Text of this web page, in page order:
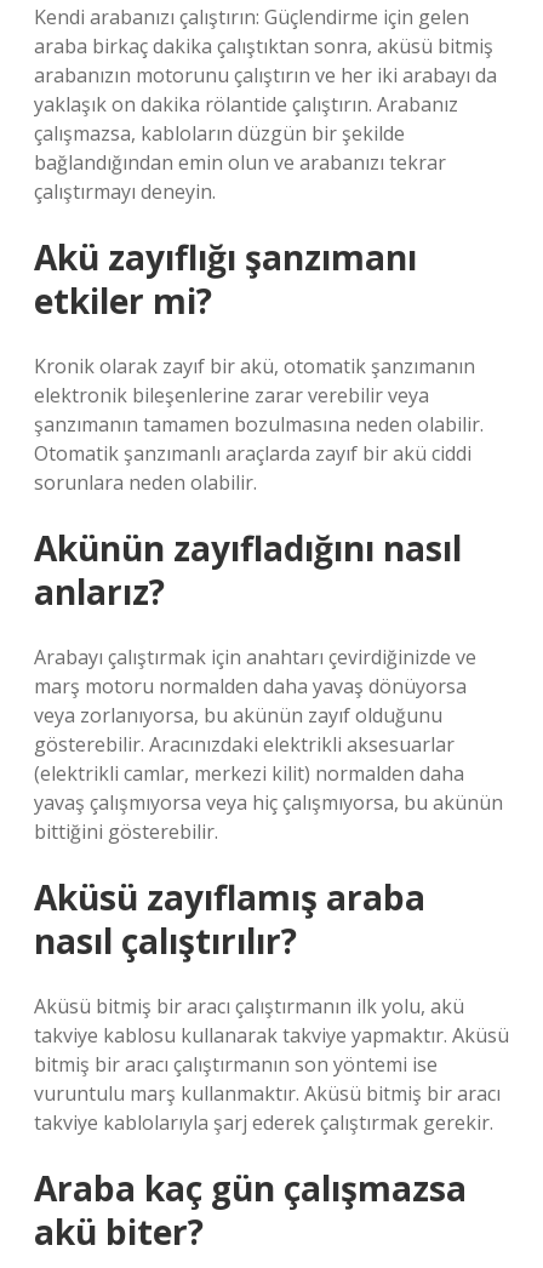
Kendi arabanızı çalıştırın: Güçlendirme için gelen
araba birkaç dakika çalıştıktan sonra, aküsü bitmiş
arabanızın motorunu çalıştırın ve her iki arabayı da
yaklaşık on dakika rölantide çalıştırın. Arabanız
çalışmazsa, kabloların düzgün bir şekilde
bağlandığından emin olun ve arabanızı tekrar
çalıştırmayı deneyin.
Akü zayıflığı şanzımanı
etkiler mi?
Kronik olarak zayıf bir akü, otomatik şanzımanın
elektronik bileşenlerine zarar verebilir veya
şanzımanın tamamen bozulmasına neden olabilir.
Otomatik şanzımanlı araçlarda zayıf bir akü ciddi
sorunlara neden olabilir.
Akünün zayıfladığını nasıl
anlarız?
Arabayı çalıştırmak için anahtarı çevirdiğinizde ve
marş motoru normalden daha yavaş dönüyorsa
veya zorlanıyorsa, bu akünün zayıf olduğunu
gösterebilir. Aracınızdaki elektrikli aksesuarlar
(elektrikli camlar, merkezi kilit) normalden daha
yavaş çalışmıyorsa veya hiç çalışmıyorsa, bu akünün
bittiğini gösterebilir.
Aküsü zayıflamış araba
nasıl çalıştırılır?
Aküsü bitmiş bir aracı çalıştırmanın ilk yolu, akü
takviye kablosu kullanarak takviye yapmaktır. Aküsü
bitmiş bir aracı çalıştırmanın son yöntemi ise
vuruntulu marş kullanmaktır. Aküsü bitmiş bir aracı
takviye kablolarıyla şarj ederek çalıştırmak gerekir.
Araba kaç gün çalışmazsa
akü biter?